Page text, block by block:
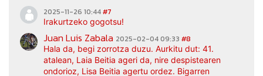
2025-11-26 10:44#7
Irakurtzeko gogotsu!
Juan Luis Zabala 2025-02-04 09:33 #8
Hala da, begi zorrotza duzu. Aurkitu dut: 41.
atalean, Laia Beitia ageri da, nire despistearen
ondorioz, Lisa Beitia agertu ordez. Bigarren